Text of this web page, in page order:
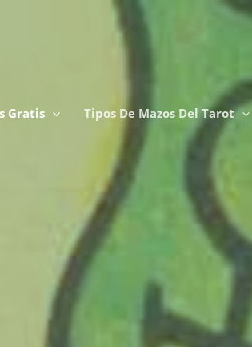
Gratis Tipos De Mazos Del Tarot